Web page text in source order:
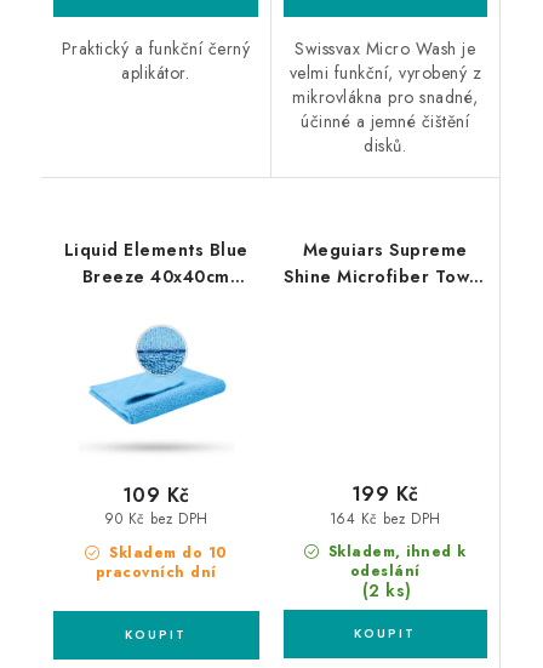
Praktický a funkční černý
aplikátor.
Swissvax Micro Wash je
velmi funkční, vyrobený z
mikrovlákna pro snadné,
účinné a jemné čištění
disků.
Liquid Elements Blue
Breeze 40x40cm
Skladem do 10
pracovních dní
90 Kč bez DPH
109 Kč
Meguiars Supreme
Shine Microfiber Towel
Skladem, ihned k
odeslání
(2 ks)
164 Kč bez DPH
199 Kč